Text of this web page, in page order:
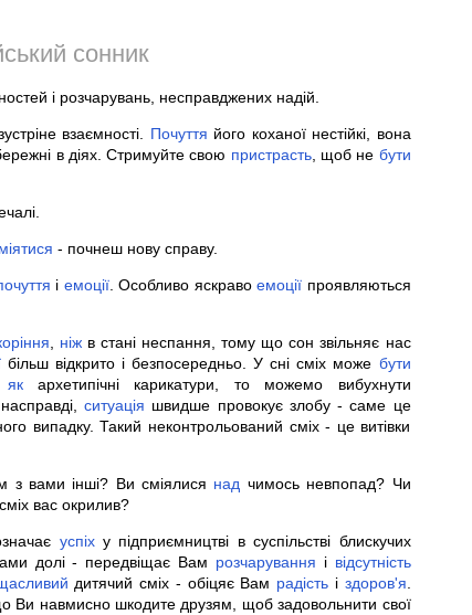
сонник
і розчарувань, несправджених надій.
взаємності. Почуття його коханої нестійкі, вона
в діях. Стримуйте свою пристрасть, щоб не бути
- почнеш нову справу.
і емоції. Особливо яскравоемоції проявляються
ніж в стані неспання, тому що сон звільняє нас
більш відкрито і безпосередньо. У сні сміх може бути
якархетипічні карикатури, то можемо вибухнути
ситуація швидше провокує злобу - саме це
випадку. Такий неконтрольований сміх - це витівки
з вами інші? Ви сміялися над чимось невпопад? Чи
сміх вас окрилив?
успіху підприємництві в суспільстві блискучих
долі - передвіщає Вам розчарування і відсутність
дитячий сміх - обіцяє Вам радість і здоров'я
Ви навмисно шкодите друзям, щоб задовольнити свої